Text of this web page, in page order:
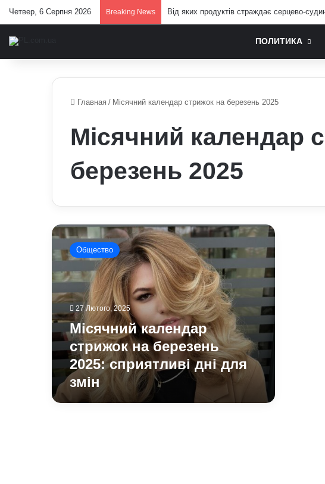
Четвер, 6 Серпня 2026 Breaking News Від яких продуктів страждає серцево-
ПОЛИТИКА
Главная / Місячний календар стрижок на березень 2025
Місячний календар
березень 2025
Місячний
календар
стрижок
березень
2025:
сприятливі
дні
для
змін
Общество
27 Лютого, 2025
Місячний календар
стрижок на березень
2025: сприятливі дні для
змін